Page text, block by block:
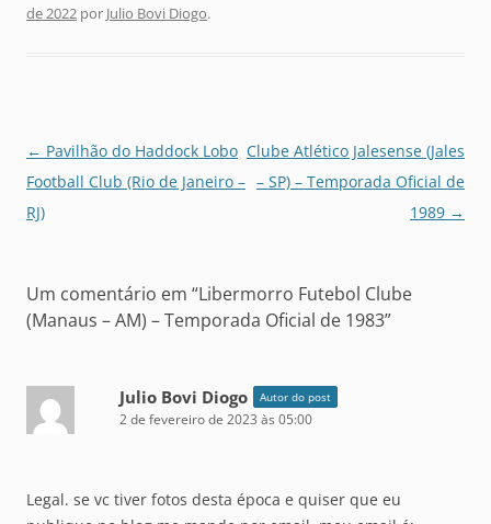
de 2022 por Julio Bovi Diogo.
Navegação
de
posts
← Pavilhão do Haddock Lobo
Football Club (Rio de Janeiro –
RJ)
Clube Atlético Jalesense (Jales
– SP) – Temporada Oficial de
1989 →
Um comentário em “Libermorro Futebol Clube
(Manaus – AM) – Temporada Oficial de 1983”
Julio Bovi Diogo Autor do post
2 de fevereiro de 2023 às 05:00
Legal. se vc tiver fotos desta época e quiser que eu